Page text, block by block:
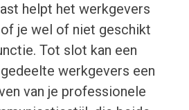
helpt het werkgevers
je wel of niet geschikt
Tot slot kan een
werkgevers een
van je professionele